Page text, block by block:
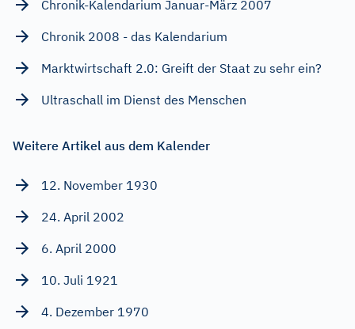
Chronik-Kalendarium Januar-März 2007
Chronik 2008 - das Kalendarium
Marktwirtschaft 2.0: Greift der Staat zu sehr ein?
Ultraschall im Dienst des Menschen
Weitere Artikel aus dem Kalender
12. November 1930
24. April 2002
6. April 2000
10. Juli 1921
4. Dezember 1970